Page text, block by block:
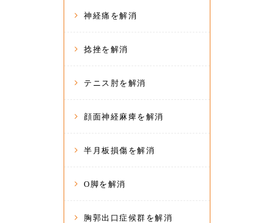
神経痛を解消
捻挫を解消
テニス肘を解消
顔面神経麻痺を解消
半月板損傷を解消
O脚を解消
胸郭出口症候群を解消